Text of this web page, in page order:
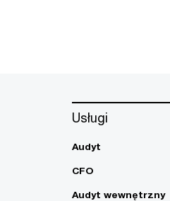
Usługi
Audyt
CFO
Audyt wewnętrzny